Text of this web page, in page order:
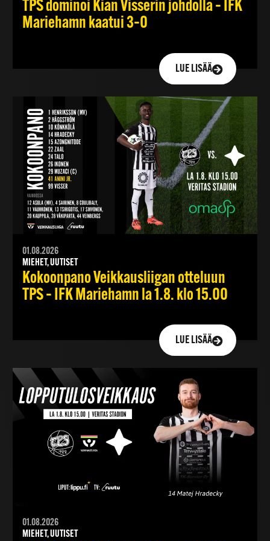
TPS dominoi Kian Visserin johdolla – IFK
Mariehamn kaatui 3–0
LUE LISÄÄ
01.08.2026
MIEHET, UUTISET
Kokoonpano Veikkausliigan otteluun
TPS – IFK Mariehamn la 1.8. klo 15.00
LUE LISÄÄ
01.08.2026
MIEHET, UUTISET